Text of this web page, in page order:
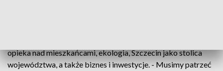
opieka nad mieszkańcami, ekologia, Szczecin jako stolica
województwa, a także biznes i inwestycje. - Musimy patrzeć